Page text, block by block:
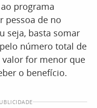
programa
pessoa de no
seja, basta somar
número total de
valor for menor que
o benefício.